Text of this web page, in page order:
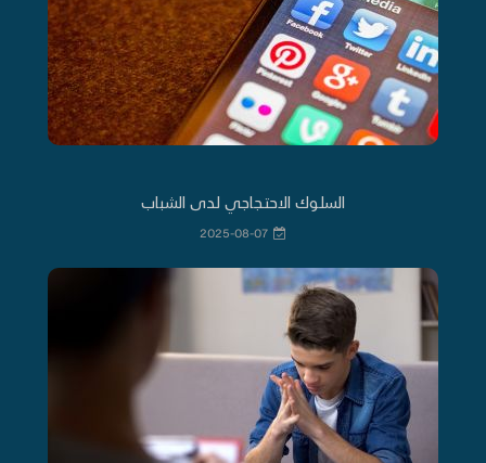
السلوك الاحتجاجي لدى الشباب
2025-08-07